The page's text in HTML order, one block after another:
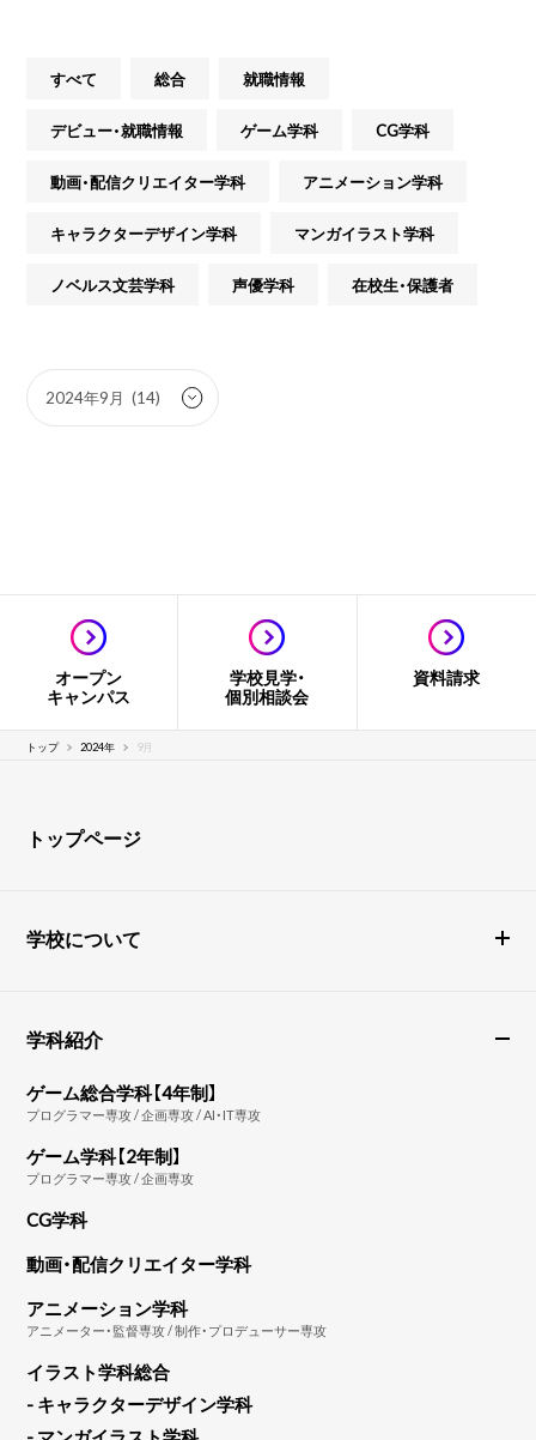
すべて 総合 就職情報
デビュー・就職情報 ゲーム学科 CG学科
動画・配信クリエイター学科 アニメーション学科
キャラクターデザイン学科 マンガイラスト学科
ノベルス文芸学科 声優学科 在校生・保護者
オープン
キャンパス
学校見学・
個別相談会
資料請求
トップ 2024年 9月
トップページ
学校について
学科紹介
ゲーム総合学科【4年制】
プログラマー専攻 / 企画専攻 / AI・IT専攻
ゲーム学科【2年制】
プログラマー専攻 / 企画専攻
CG学科
動画・配信クリエイター学科
アニメーション学科
アニメーター・監督専攻 / 制作・プロデューサー専攻
イラスト学科総合
- キャラクターデザイン学科